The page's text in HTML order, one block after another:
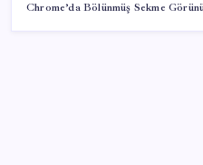
Chrome’da Bölünmüş Sekme